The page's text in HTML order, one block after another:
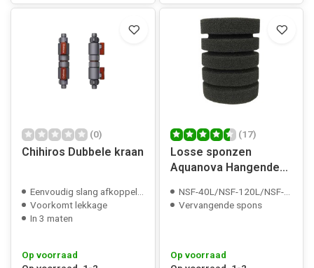
(0)
Chihiros Dubbele kraan
Eenvoudig slang afkoppelen
Voorkomt lekkage
In 3 maten
Op voorraad
(17)
Losse sponzen
Aquanova Hangende
NSF-40L/NSF-120L/NSF-200L compatible
Vervangende spons
Op voorraad